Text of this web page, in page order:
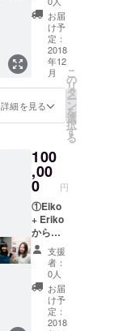
の好き
な曲
を、え
いこか
えりこ
のどち
らかが
ソロで
お届
け！！
（希望
であれ
ば楽譜
もお送
りしま
す） (支
援時の
備考欄
にアレ
ンジを
希望す
る楽曲
ビーを
お届け
しま
す。
②Eiko
+ Eriko
のオリ
ジナル
曲と名
収録さ
れたCD
をプレ
ゼン
ト！！
またお
名前を
クレ
ジット
しま
す。 ③
あなた
の好き
な曲
お届
け予
定：
2018
年12
月
詳細を見る
こ
の
リ
タ
ー
ン
を
選
択
す
る
100
,00
0 円
①Eiko
+ Eriko
からの
サンク
スムー
ビーを
お届け
②オリ
ジナル
限定CD
支援
者：
0人
お届
け予
定：
2018